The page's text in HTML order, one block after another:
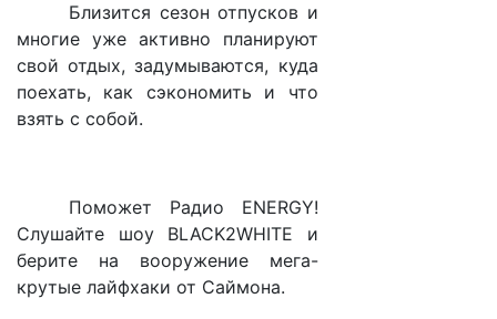
Близится сезон отпусков и
многие уже активно планируют
свой отдых, задумываются, куда
поехать, как сэкономить и что
взять с собой.
Поможет Радио ENERGY!
Слушайте шоу BLACK2WHITE и
берите на вооружение мега-
крутые лайфхаки от Саймона.